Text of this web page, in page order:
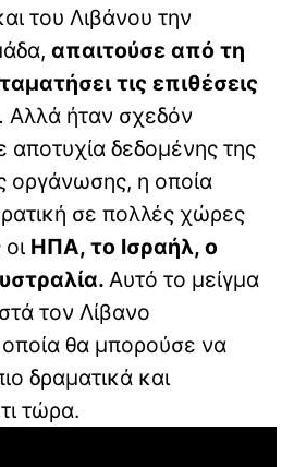
του Λιβάνου την
απαιτούσε από τη
τις επιθέσεις
. Αλλά ήταν σχεδόν
αποτυχία δεδομένης της
οργάνωσης, η οποία
σε πολλές χώρες
ΗΠΑ, το Ισραήλ, ο
Αυτό το μείγμα
τον Λίβανο
οποία θα μπορούσε να
δραματικά και
τώρα.